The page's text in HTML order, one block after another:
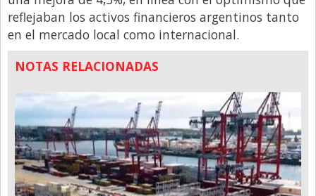
reflejaban los activos financieros argentinos tanto
en el mercado local como internacional.
NOTAS RELACIONADAS